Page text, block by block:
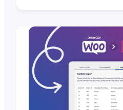
κωδικοποίηση. Είναι
τους αρχάριους και σας
του τρόπου εμφάνισης
των εκδηλώσεων. Αυτός
ενημερώνει για τους
κωδικούς, πότε να τους
πού μπορείτε να βρείτε
Εισαγωγή Εάν έχετε